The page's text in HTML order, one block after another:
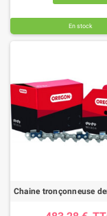
En stock